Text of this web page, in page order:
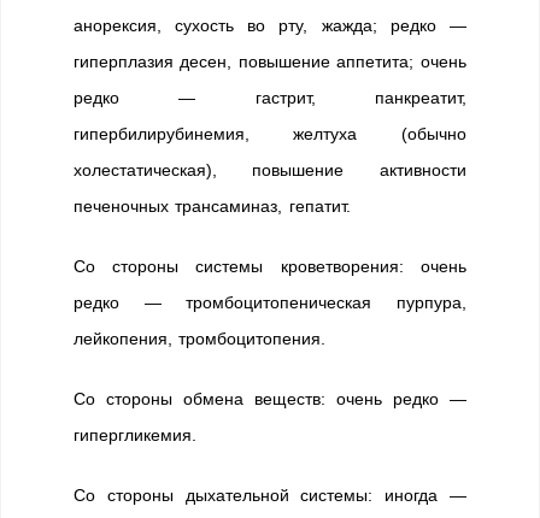
анорексия, сухость во рту, жажда; редко —
гиперплазия десен, повышение аппетита; очень
редко — гастрит, панкреатит,
гипербилирубинемия, желтуха (обычно
холестатическая), повышение активности
печеночных трансаминаз, гепатит.
Со стороны системы кроветворения: очень
редко — тромбоцитопеническая пурпура,
лейкопения, тромбоцитопения.
Со стороны обмена веществ: очень редко —
гипергликемия.
Со стороны дыхательной системы: иногда —